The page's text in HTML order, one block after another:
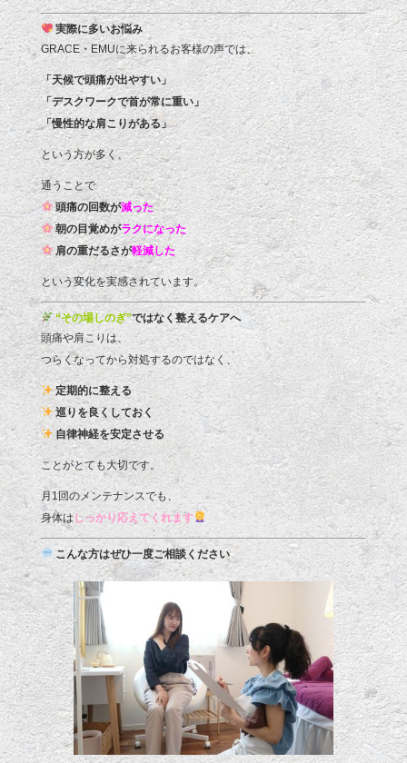
実際に多いお悩み
GRACE・EMUに来られるお客様の声では、
「天候で頭痛が出やすい」
「デスクワークで首が常に重い」
「慢性的な肩こりがある」
という方が多く、
通うことで
頭痛の回数が減った
朝の目覚めがラクになった
肩の重だるさが軽減した
という変化を実感されています。
“その場しのぎ”ではなく整えるケアへ
頭痛や肩こりは、
つらくなってから対処するのではなく、
定期的に整える
巡りを良くしておく
自律神経を安定させる
ことがとても大切です。
月1回のメンテナンスでも、
身体はしっかり応えてくれます
こんな方はぜひ一度ご相談ください